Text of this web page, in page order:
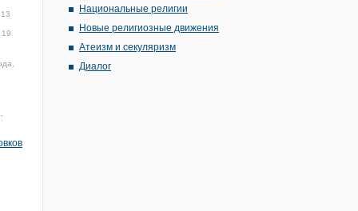
19
Национальные религии
Новые религиозные движения
Атеизм и секуляризм
Диалог